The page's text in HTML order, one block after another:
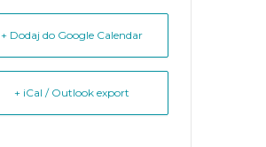
+ Dodaj do Google Calendar
+ iCal / Outlook export